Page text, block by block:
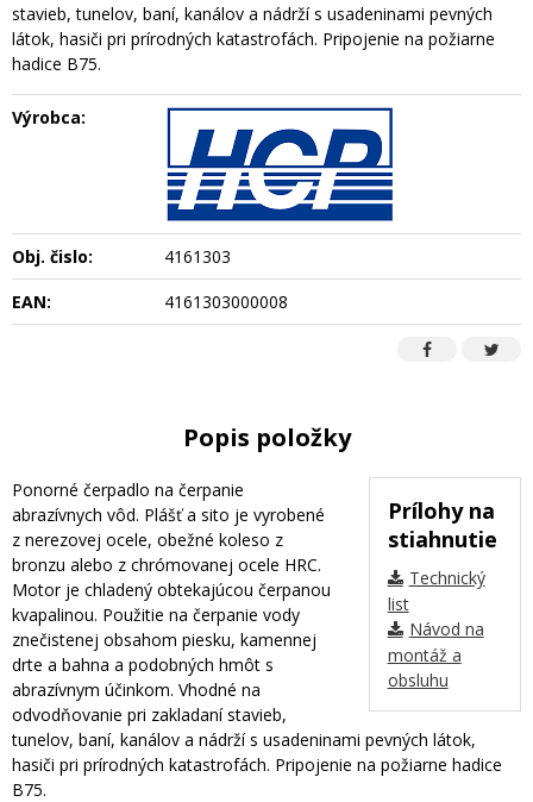
stavieb, tunelov, baní, kanálov a nádrží s usadeninami pevných
látok, hasiči pri prírodných katastrofách. Pripojenie na požiarne
hadice B75.
Výrobca:
Obj. čislo:
4161303
EAN:
4161303000008
Popis položky
Prílohy na
stiahnutie
Technický
list
Návod na
montáž a
obsluhu
Ponorné čerpadlo na čerpanie
abrazívnych vôd. Plášť a sito je vyrobené
z nerezovej ocele, obežné koleso z
bronzu alebo z chrómovanej ocele HRC.
Motor je chladený obtekajúcou čerpanou
kvapalinou. Použitie na čerpanie vody
znečistenej obsahom piesku, kamennej
drte a bahna a podobných hmôt s
abrazívnym účinkom. Vhodné na
odvodňovanie pri zakladaní stavieb,
tunelov, baní, kanálov a nádrží s usadeninami pevných látok,
hasiči pri prírodných katastrofách. Pripojenie na požiarne hadice
B75.